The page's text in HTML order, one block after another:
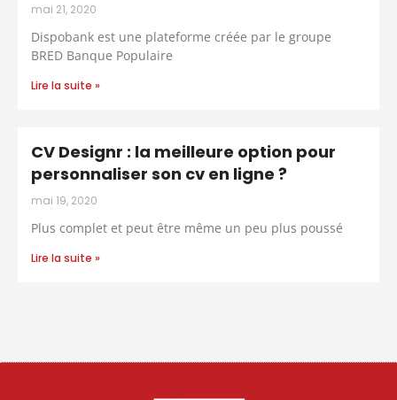
mai 21, 2020
Dispobank est une plateforme créée par le groupe
BRED Banque Populaire
Lire la suite »
CV Designr : la meilleure option pour
personnaliser son cv en ligne ?
mai 19, 2020
Plus complet et peut être même un peu plus poussé
Lire la suite »